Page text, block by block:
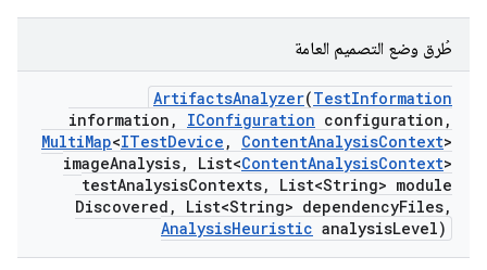
طُرق وضع التصميم العامة
ArtifactsAnalyzer(TestInformation
information , IConfiguration configuration ,
MultiMap<ITestDevice , ContentAnalysisContext>
imageAnalysis, List<ContentAnalysisContext>
testAnalysisContexts,
List<String> module
Discovered , List<String> dependencyFiles,
AnalysisHeuristic analysisLevel)